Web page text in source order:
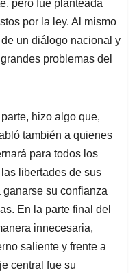
pero fue planteada
por la ley. Al mismo
un diálogo nacional y
problemas del
hizo algo que,
también a quienes
para todos los
libertades de sus
su confianza
En la parte final del
innecesaria,
saliente y frente a
central fue su